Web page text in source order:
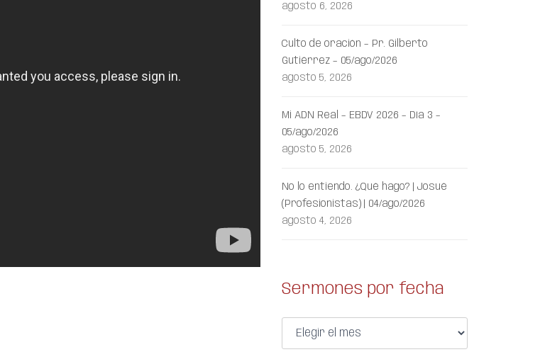
agosto 6, 2026
Culto de oración – Pr. Gilberto
Gutiérrez – 05/ago/2026
agosto 5, 2026
Mi ADN Real – EBDV 2026 – Día 3 –
05/ago/2026
agosto 5, 2026
No lo entiendo. ¿Qué hago? | Josué
(Profesionistas) | 04/ago/2026
agosto 4, 2026
Sermones por fecha